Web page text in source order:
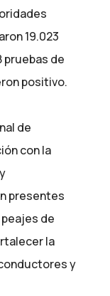
19.023
pruebas de
positivo.
de
con la
presentes
de
la
y